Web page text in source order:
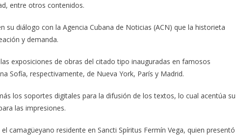
entre otros contenidos.
su diálogo con la Agencia Cubana de Noticias (ACN) que la historieta
y demanda.
exposiciones de obras del citado tipo inauguradas en famosos
Sofía, respectivamente, de Nueva York, París y Madrid.
los soportes digitales para la difusión de los textos, lo cual acentúa su
las impresiones.
camagüeyano residente en Sancti Spíritus Fermín Vega, quien presentó